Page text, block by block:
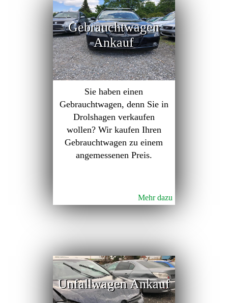
Gebrauchtwagen
Ankauf
Sie haben einen
Gebrauchtwagen, denn Sie in
Drolshagen verkaufen
wollen? Wir kaufen Ihren
Gebrauchtwagen zu einem
angemessenen Preis.
Mehr dazu
Unfallwagen Ankauf